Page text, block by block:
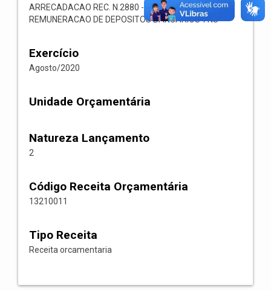
ARRECADACAO REC. N.2880 -- 1321.00.1.1.03-
REMUNERACAO DE DEPOSITOS BANCARIOS-FNS
Exercício
Agosto/2020
Unidade Orçamentária
Natureza Lançamento
2
Código Receita Orçamentária
13210011
Tipo Receita
Receita orcamentaria